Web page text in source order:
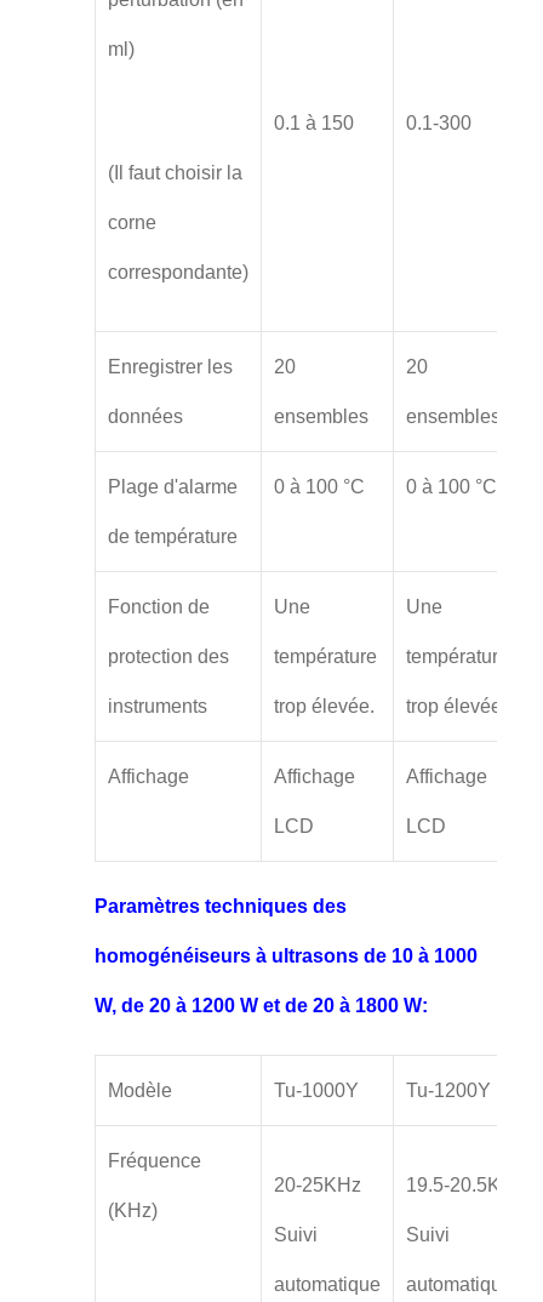
ml)
(Il faut choisir la
corne
correspondante)
0.1 à 150 0.1-300
Enregistrer les
données
20
ensembles
20
ensembles
Plage d'alarme
de température
0 à 100 °C 0 à 100 °C
Fonction de
protection des
instruments
Une
température
trop élevée.
Une
température
trop élevée.
Affichage Affichage
LCD
Affichage
LCD
Paramètres techniques des
homogénéiseurs à ultrasons de 10 à 1000
W, de 20 à 1200 W et de 20 à 1800 W:
Modèle Tu-1000Y Tu-1200Y
Fréquence
(KHz)
20-25KHz
Suivi
automatique
19.5-20.5KHz
Suivi
automatique